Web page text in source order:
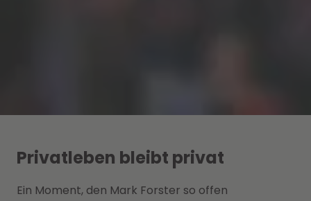
Privatleben bleibt privat
Ein Moment, den Mark Forster so offen